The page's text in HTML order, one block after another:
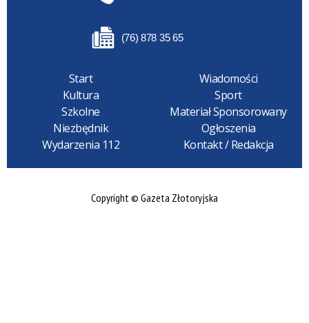
(76) 878 35 65
Start
Wiadomości
Kultura
Sport
Szkolne
Materiał Sponsorowany
Niezbędnik
Ogłoszenia
Wydarzenia 112
Kontakt / Redakcja
Copyright © Gazeta Złotoryjska